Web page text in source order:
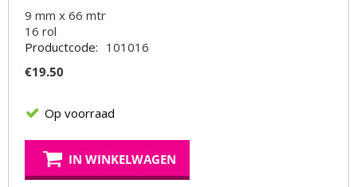
9 mm x 66 mtr
16 rol
Productcode: 101016
€19.50
Op voorraad
IN WINKELWAGEN